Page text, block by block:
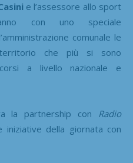
e l’assessore allo sport
con uno speciale
comunale le
che più si sono
a livello nazionale e
la partnership con Radio
iniziative della giornata con